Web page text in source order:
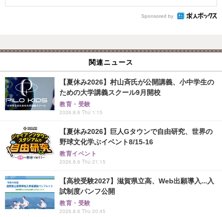
Sponsored by
関連ニュース
【夏休み2026】村山斉氏が公開講義、小中学生の
ための大学講義スクール9月開校
教育・受験
2026.8.6 Thu 1:15
【夏休み2026】巨人Gタウンで自由研究、世界の
野球文化学ぶイベント8/15-16
教育イベント
2026.8.6 Thu 21:15
【高校受験2027】滋賀県立高、Web出願導入...入
試制度パンフ公開
教育・受験
2026.8.6 Thu 20:45